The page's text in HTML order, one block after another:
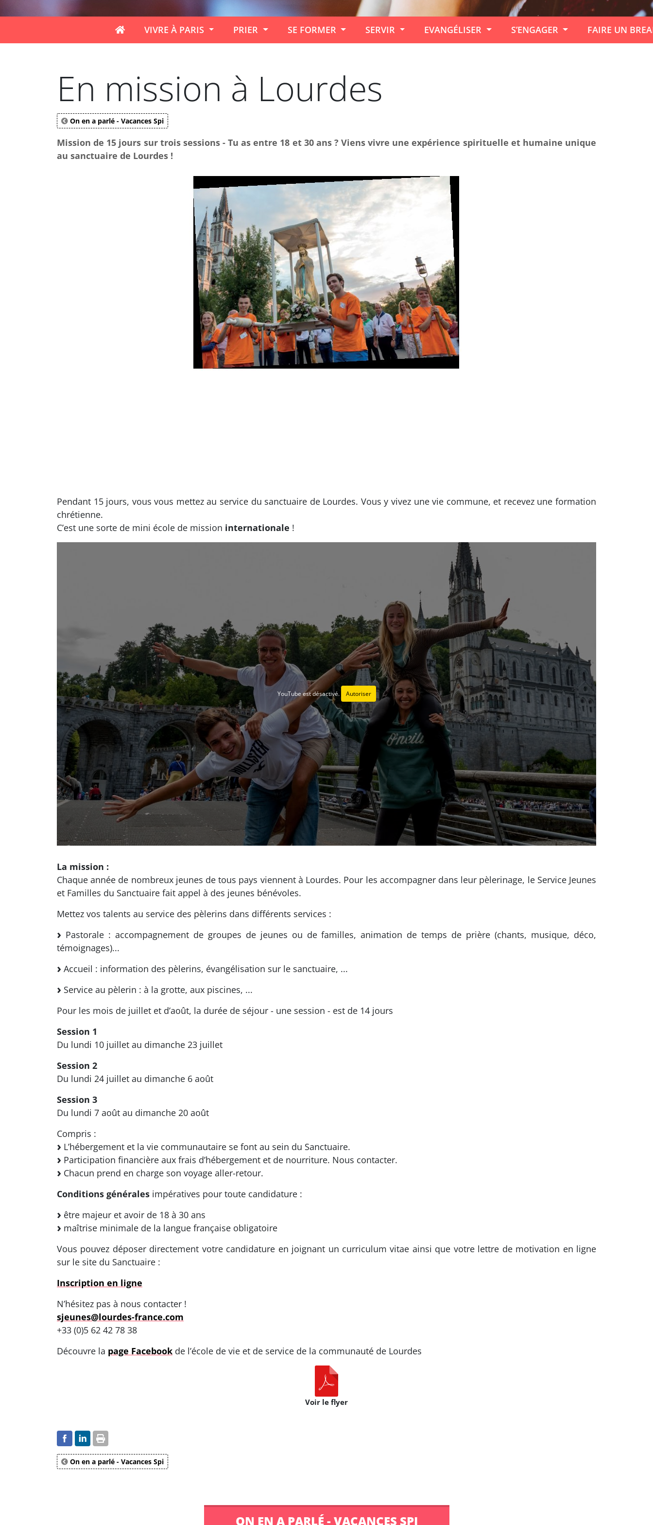
VIVRE À PARIS PRIER SE FORMER SERVIR EVANGÉLISER S’ENGAGER FAIRE UN
En mission à Lourdes
On en a parlé - Vacances Spi
Mission de 15 jours sur trois sessions - Tu as entre 18 et 30 ans ? Viens vivre une expérience spirituelle et humaine unique
au sanctuaire de Lourdes !
Pendant 15 jours, vous vous mettez au service du sanctuaire de Lourdes. Vous y vivez une vie commune, et recevez une formation
chrétienne.
C’est une sorte de mini école de mission internationale !
YouTube est désactivé. Autoriser
La mission :
Chaque année de nombreux jeunes de tous pays viennent à Lourdes. Pour les accompagner dans leur pèlerinage, le Service Jeunes
et Familles du Sanctuaire fait appel à des jeunes bénévoles.
Mettez vos talents au service des pèlerins dans différents services :
Pastorale : accompagnement de groupes de jeunes ou de familles, animation de temps de prière (chants, musique, déco,
témoignages)...
Accueil : information des pèlerins, évangélisation sur le sanctuaire, ...
Service au pèlerin : à la grotte, aux piscines, ...
Pour les mois de juillet et d’août, la durée de séjour - une session - est de 14 jours
Session 1
Du lundi 10 juillet au dimanche 23 juillet
Session 2
Du lundi 24 juillet au dimanche 6 août
Session 3
Du lundi 7 août au dimanche 20 août
Compris :
L’hébergement et la vie communautaire se font au sein du Sanctuaire.
Participation financière aux frais d’hébergement et de nourriture. Nous contacter.
Chacun prend en charge son voyage aller-retour.
Conditions générales impératives pour toute candidature :
être majeur et avoir de 18 à 30 ans
maîtrise minimale de la langue française obligatoire
Vous pouvez déposer directement votre candidature en joignant un curriculum vitae ainsi que votre lettre de motivation en ligne
sur le site du Sanctuaire :
Inscription en ligne
N’hésitez pas à nous contacter !
sjeunes@lourdes-france.com
+33 (0)5 62 42 78 38
Découvre la page Facebook de l’école de vie et de service de la communauté de Lourdes
Voir le flyer
On en a parlé - Vacances Spi
ON EN A PARLÉ - VACANCES SPI